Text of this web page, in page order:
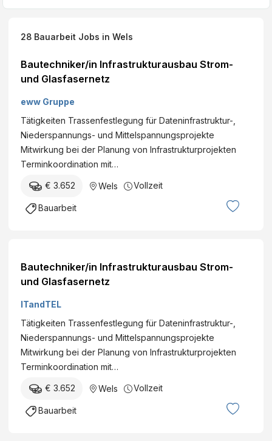
28 Bauarbeit Jobs in Wels
Bautechniker/in Infrastrukturausbau Strom-
und Glasfasernetz
eww Gruppe
Tätigkeiten Trassenfestlegung für Dateninfrastruktur-,
Niederspannungs- und Mittelspannungsprojekte
Mitwirkung bei der Planung von Infrastrukturprojekten
Terminkoordination mit…
€ 3.652 Wels Vollzeit
Bauarbeit
Bautechniker/in Infrastrukturausbau Strom-
und Glasfasernetz
ITandTEL
Tätigkeiten Trassenfestlegung für Dateninfrastruktur-,
Niederspannungs- und Mittelspannungsprojekte
Mitwirkung bei der Planung von Infrastrukturprojekten
Terminkoordination mit…
€ 3.652 Wels Vollzeit
Bauarbeit